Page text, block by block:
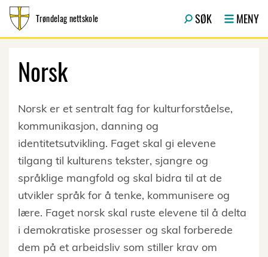
Trøndelag nettskole SØK MENY
Norsk
Norsk er et sentralt fag for kulturforståelse,
kommunikasjon, danning og
identitetsutvikling. Faget skal gi elevene
tilgang til kulturens tekster, sjangre og
språklige mangfold og skal bidra til at de
utvikler språk for å tenke, kommunisere og
lære. Faget norsk skal ruste elevene til å delta
i demokratiske prosesser og skal forberede
dem på et arbeidsliv som stiller krav om